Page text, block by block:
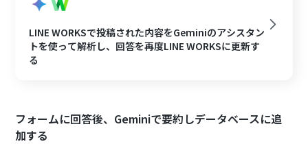
LINE WORKSで投稿された内容をGeminiのアシスタン
トを使って解析し、回答を再度LINE WORKSに更新す
る
フォームに回答後、Geminiで要約しデータベースに追
加する